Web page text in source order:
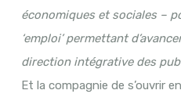
économiques et sociales –
‘emploi’ permettant
direction intégrative des
Et la compagnie de s’ouvrir